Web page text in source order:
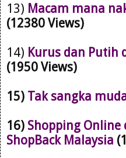
13) Macam mana
(12380 Views)
14) Kurus dan Putih
(1950 Views)
15) Tak sangka
16) Shopping Online
ShopBack Malaysia